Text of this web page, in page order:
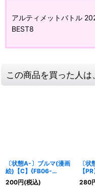
アルティメットバトル
BEST8
この商品を買った人
〔状態A-〕ブルマ(漫画
絵)【C】{FB06-
035[SB01]}
200円(税込)
〔
【
280